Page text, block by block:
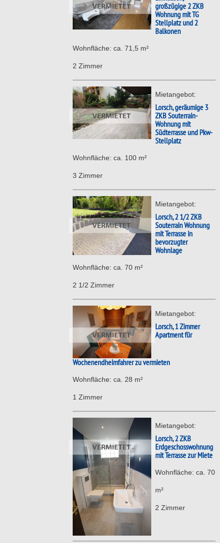
großzügige 2 ZKB
Wohnung mit TG
Stellplatz und 2
Balkonen
Wohnfläche: ca. 71,5 m²
2 Zimmer
Mietangebot:
Lorsch, geräumige 3
ZKB Souterrain-
Wohnung mit
Südterrasse und Pkw-
Stellplatz
Wohnfläche: ca. 100 m²
3 Zimmer
Mietangebot:
Lorsch, 2 1/2 ZKB
Souterrain Wohnung
mit Terrasse in
bevorzugter
Wohnlage
Wohnfläche: ca. 70 m²
2 1/2 Zimmer
Mietangebot:
Lorsch, 1 Zimmer
Apartment für
Wochenendheimfahrer zu vermieten
Wohnfläche: ca. 28 m²
1 Zimmer
Mietangebot:
Lorsch, 2 ZKB
Erdgeschosswohnung
mit Terrasse zur Miete
Wohnfläche: ca. 70
m²
2 Zimmer